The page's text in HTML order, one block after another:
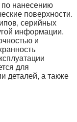
по нанесению
поверхности.
серийных
информации.
и
для
деталей, а также